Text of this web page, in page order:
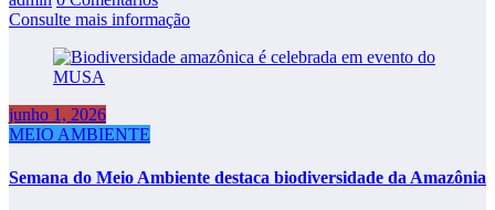
Consulte mais informação
junho 1, 2026
MEIO AMBIENTE
Semana do Meio Ambiente destaca biodiversidade da Amazônia